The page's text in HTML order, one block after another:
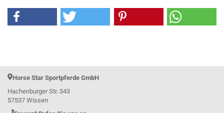
Horse Star Sportpferde GmbH
Hachenburger Str. 343
57537 Wissen